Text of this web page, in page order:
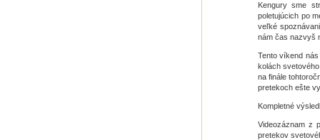
Kengury sme
poletujúcich po
veľké
nám čas nazvyš
Tento víkend
kolách
na finále
pretekoch ešte
Kompletné
Videozáznam z
pretekov